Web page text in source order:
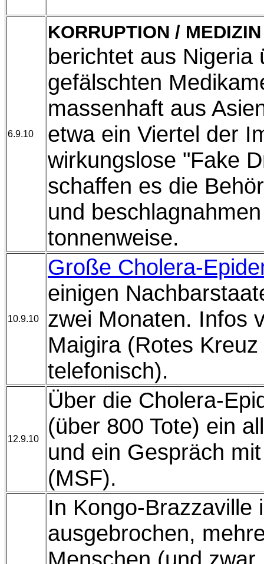
6.9.10
KORRUPTION /
berichtet aus Nigeria
gefälschten
massenhaft aus
etwa ein Viertel der
wirkungslose "Fake
schaffen es die
und
tonnenweise.
10.9.10
Große Cholera-
einigen
zwei Monaten. Infos
Maigira (Rotes
telefonisch).
12.9.10
Über die Cholera-
(über 800 Tote) ein
und ein Gespräch
(MSF).
In Kongo-Brazzaville
ausgebrochen,